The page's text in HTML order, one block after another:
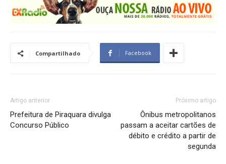
Compartilhado Facebook
Artigo anterior
Prefeitura de Piraquara divulga
Concurso Público
Próximo artigo
Ônibus metropolitanos
passam a aceitar cartões de
débito e crédito a partir de
segunda